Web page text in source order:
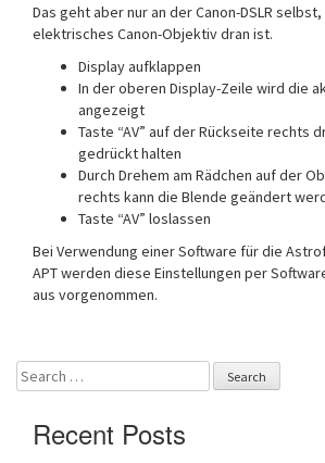
Das geht aber nur an der Canon-DSLR
elektrisches Canon-Objektiv dran ist.
Display aufklappen
In der oberen Display-Zeile wird die
angezeigt
Taste “AV” auf der Rückseite rechts
gedrückt halten
Durch Drehem am Rädchen auf der
rechts kann die Blende geändert
Taste “AV” loslassen
Bei Verwendung einer Software für die
APT werden diese Einstellungen per
aus vorgenommen.
Search
for:
Recent Posts